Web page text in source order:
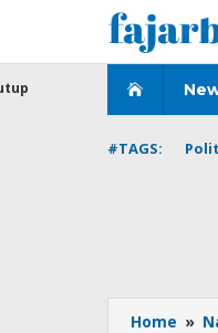
#TAGS:
Home »